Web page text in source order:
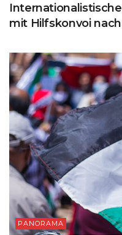
mit Hilfskonvoi
PANORAMA